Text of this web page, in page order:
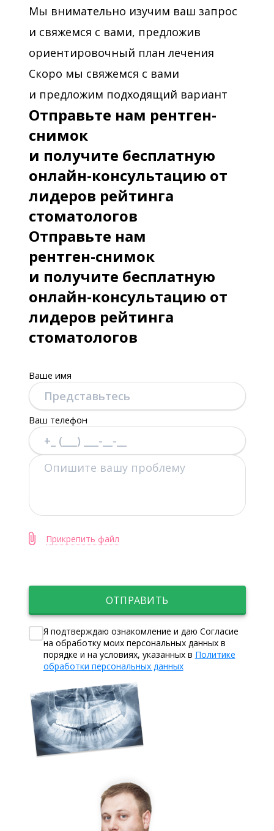
Мы внимательно изучим ваш запрос
и свяжемся с вами, предложив
ориентировочный план лечения
Скоро мы свяжемся с вами
и предложим подходящий вариант
Отправьте нам рентген-
снимок
и получите бесплатную
онлайн-консультацию от
лидеров рейтинга
стоматологов
Отправьте нам
рентген-снимок
и получите бесплатную
онлайн-консультацию от
лидеров рейтинга
стоматологов
Ваше имя
Ваш телефон
Прикрепить файл
ОТПРАВИТЬ
Я подтверждаю ознакомление и даю Согласие
на обработку моих персональных данных в
порядке и на условиях, указанных в Политике
обработки персональных данных